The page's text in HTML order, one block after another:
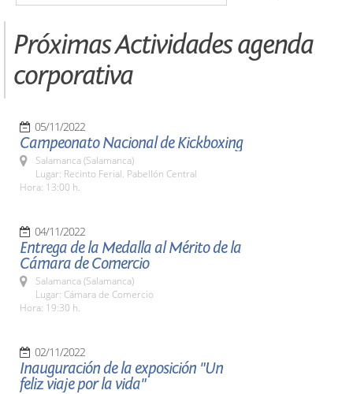
Próximas Actividades agenda
corporativa
05/11/2022
Campeonato Nacional de Kickboxing
Salamanca (Salamanca)
Lugar: Recinto Ferial. Pabellón Central
Hora: 13:00 h.
04/11/2022
Entrega de la Medalla al Mérito de la
Cámara de Comercio
Salamanca (Salamanca)
Lugar: Cámara de Comercio
Hora: 19:30 h.
02/11/2022
Inauguración de la exposición "Un
feliz viaje por la vida"